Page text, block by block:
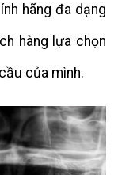
hãng đa dạng
hàng lựa chọn
của mình.